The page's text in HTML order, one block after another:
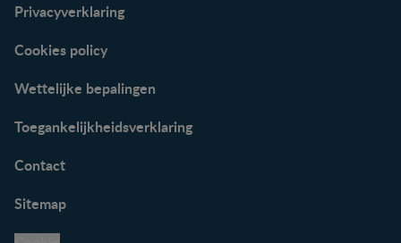
Privacyverklaring
Cookies policy
Wettelijke bepalingen
Toegankelijkheidsverklaring
Contact
Sitemap